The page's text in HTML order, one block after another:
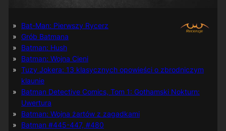
Bat-Man: Pierwszy Rycerz
Grób Batmana
Batman: Hush
Batman: Wojna Cieni
Tuzy Jokera: 13 klasycznych opowieści o zbrodniczym
klaunie
Batman Detective Comics, Tom 1: Gothamski Nokturn:
Uwertura
Batman: Wojna żartów z zagadkami
Batman #445-447, #480